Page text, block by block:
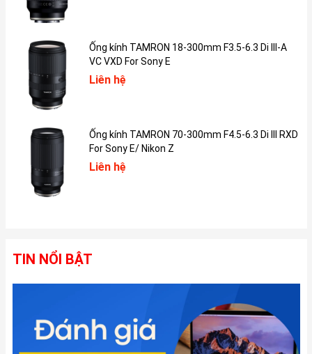
Ống kính TAMRON 18-300mm F3.5-6.3 Di III-A
VC VXD For Sony E
Liên hệ
Ống kính TAMRON 70-300mm F4.5-6.3 Di III RXD
For Sony E/ Nikon Z
Liên hệ
TIN NỔI BẬT